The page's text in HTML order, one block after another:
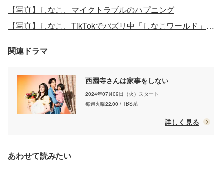
【写真】しなこ、マイクトラブルのハプニング
【写真】しなこ、TikTokでバズリ中「しなこワールド」でバキバキダンス披露
関連ドラマ
西園寺さんは家事をしない
2024年07月09日（火）スタート
毎週火曜22:00 / TBS系
詳しく見る
あわせて読みたい